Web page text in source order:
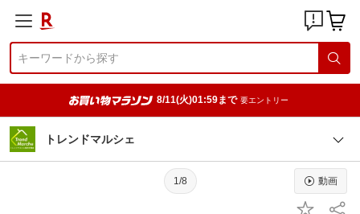
8/11(火)01:59まで 要エントリー
トレンドマルシェ
1/8 動画